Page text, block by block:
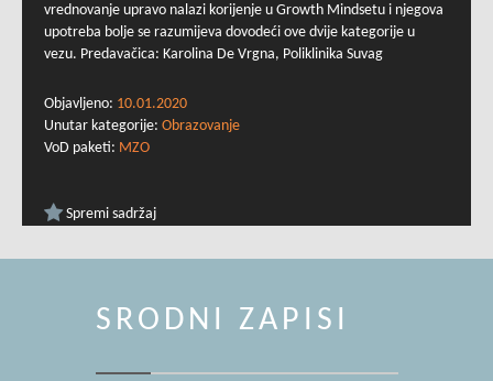
vrednovanje upravo nalazi korijenje u Growth Mindsetu i njegova
upotreba bolje se razumijeva dovodeći ove dvije kategorije u
vezu. Predavačica: Karolina De Vrgna, Poliklinika Suvag
Objavljeno: 10.01.2020
Unutar kategorije: Obrazovanje
VoD paketi: MZO
Spremi sadržaj
SRODNI ZAPISI